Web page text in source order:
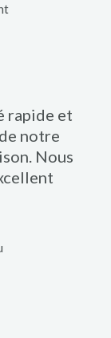
rapide et
notre
Nous